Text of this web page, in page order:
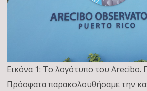
Εικόνα 1: Το λογότυπο του Arecibo.
Πρόσφατα παρακολουθήσαμε την